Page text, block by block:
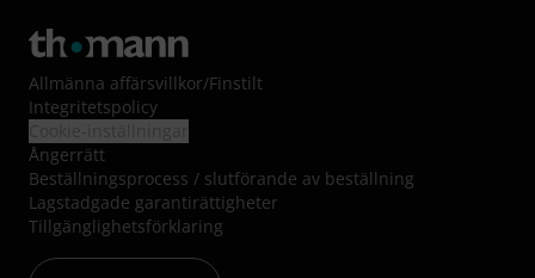
Allmänna affärsvillkor/Finstilt
Integritetspolicy
Ångerrätt
Beställningsprocess / slutförande av beställning
Lagstadgade garantirättigheter
Tillgänglighetsförklaring